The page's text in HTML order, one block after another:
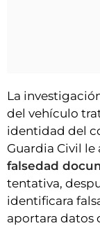
La
del vehículo
identidad del
Guardia Civil
falsedad
tentativa,
identificara
aportara datos